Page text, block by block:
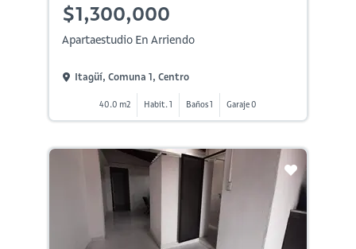
$1,300,000
Apartaestudio En Arriendo
Itagüí, Comuna 1, Centro
40.0 m2 Habit. 1 Baños 1 Garaje 0